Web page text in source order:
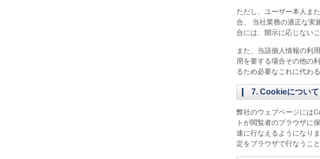
ただし、ユーザー本人ま
合、 当社業務の適正な実
合には、開示に応じない
また、当該個人情報の利
用を要する場合その他の
るため必要なこれに代わ
7. Cookieについて
弊社のウェブページには
トが閲覧者のブラウザに
速に行なえるようになり
定をブラウザで行なうこ